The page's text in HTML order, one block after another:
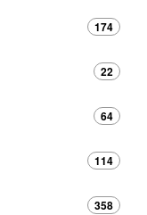
174
22
64
114
358